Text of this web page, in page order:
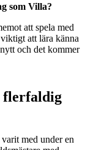
som Villa?
att spela med
att lära känna
och det kommer
flerfaldig
med under en